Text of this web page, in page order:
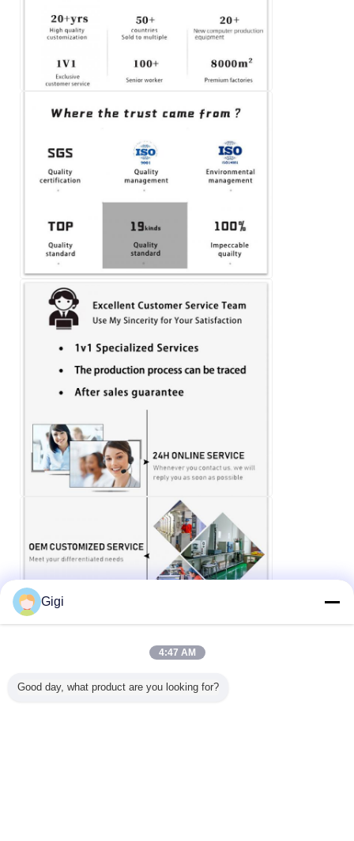
Gigi
4:47 AM
Good day, what product are you looking for?